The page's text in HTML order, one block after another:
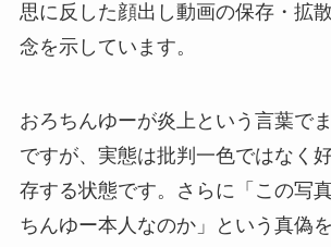
思に反した顔出し動画の保存・拡
念を示しています。
おろちんゆーが炎上という言葉で
ですが、実態は批判一色ではなく
存する状態です。さらに「この写
ちんゆー本人なのか」という真偽